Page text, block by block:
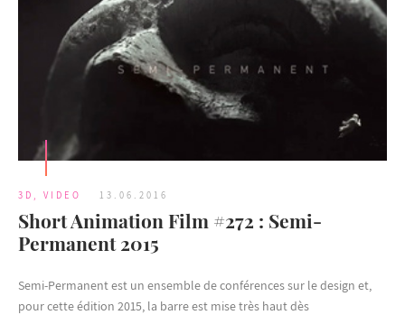
3D VIDEO 13.06.2016
Short Animation Film #272 : Semi-
Permanent 2015
Semi-Permanent est un ensemble de conférences sur le design et,
pour cette édition 2015, la barre est mise très haut dès